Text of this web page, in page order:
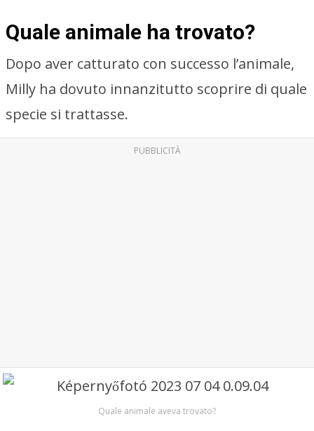
Quale animale ha trovato?
Dopo aver catturato con successo l’animale,
Milly ha dovuto innanzitutto scoprire di quale
specie si trattasse.
PUBBLICITÀ
Quale animale aveva trovato?